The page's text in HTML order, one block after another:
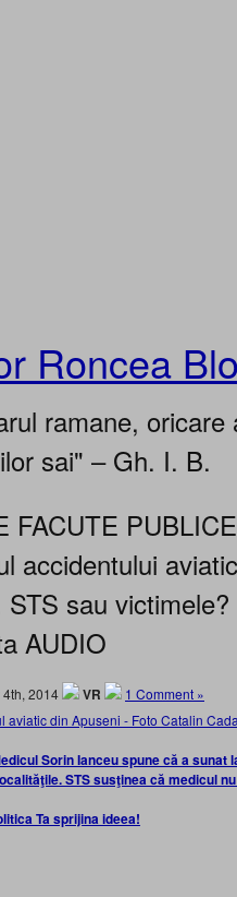
Roncea
ramane,
sai" – Gh. I. B.
FACUTE
accidentului
STS sau
AUDIO
2014 VR 1 Comment »
Sorin Ianceu spune că a
STS susţinea că medicul
Ta sprijina ideea!